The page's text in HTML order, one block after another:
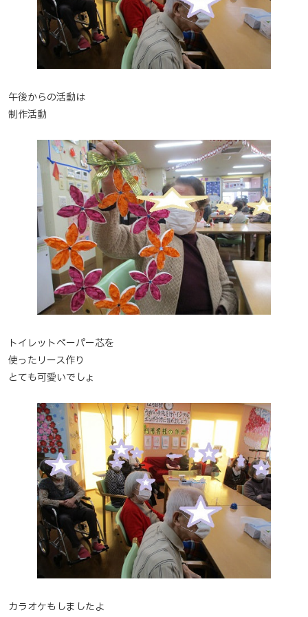
午後からの活動は
制作活動
トイレットペーパー芯を
使ったリース作り
とても可愛いでしょ
カラオケもしましたよ